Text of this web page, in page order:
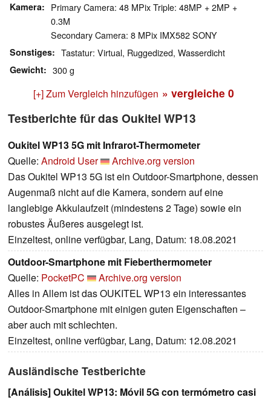
Kamera
Primary Camera: 48 MPix Triple: 48MP + 2MP +
0.3M
Secondary Camera: 8 MPix IMX582 SONY
Sonstiges Tastatur: Virtual, Ruggedized, Wasserdicht
Gewicht 300 g
[+] Zum Vergleich hinzufügen » vergleiche 0
Testberichte für das Oukitel WP13
Oukitel WP13 5G mit Infrarot-Thermometer
Quelle: Android User
Archive.org version
Das Oukitel WP13 5G ist ein Outdoor-Smartphone, dessen
Augenmaß nicht auf die Kamera, sondern auf eine
langlebige Akkulaufzeit (mindestens 2 Tage) sowie ein
robustes Äußeres ausgelegt ist.
Einzeltest, online verfügbar, Lang, Datum: 18.08.2021
Outdoor-Smartphone mit Fieberthermometer
Quelle: PocketPC
Archive.org version
Alles in Allem ist das OUKITEL WP13 ein interessantes
Outdoor-Smartphone mit einigen guten Eigenschaften –
aber auch mit schlechten.
Einzeltest, online verfügbar, Lang, Datum: 12.08.2021
Ausländische Testberichte
[Análisis] Oukitel WP13: Móvil 5G con termómetro casi